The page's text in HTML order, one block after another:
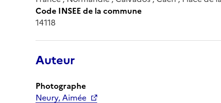
Code INSEE de la commune
14118
Auteur
Photographe
Neury, Aimée